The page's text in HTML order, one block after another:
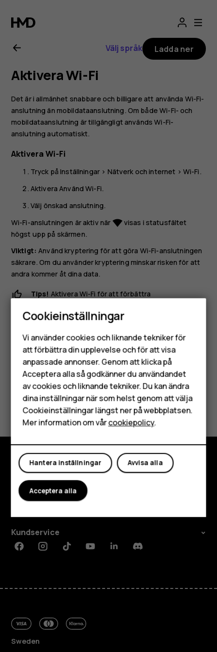
för
Nokia
G10
Smartphones
Mobiltelefoner
Tillbehör
HMD Terra M
Surfplattor
Välj språk Ladda ner
Aktivera Wi-Fi
Det är i allmänhet snabbare och billigare att använda Wi-Fi-
anslutning än mobildataanslutning. Om både Wi-Fi- och
mobildataanslutning är tillgängligt används Wi-Fi-
anslutning automatiskt.
Aktivera Wi-Fi
Tryck påInställningar > Nätverk och internet > Wi-Fi.
AktiveraAnvänd Wi-Fi.
Välj önskad anslutning.
Wi-Fi-anslutningen är aktiv när network_wifivisas i statusfältet
högst upp på skärmen.
Viktigt: Använd kryptering för att göra Wi-Fi-anslutningen
säkrare. Om du använder kryptering minskar risken för att
andra kommer åt dina data.
Tips! Aktivera Wi-Fi för att förbättra
satellitsignaler inte är tillgängliga, till exempel när du
Var detta till hjälp?
Ja Nej
Utforska
Om
Kundservice
FacebookInstagramTiktokYoutubeLinkedinDiscord
Sweden
Cookieinställningar
Vi använder cookies och liknande tekniker för
att förbättra din upplevelse och för att visa
anpassade annonser. Genom att klicka på
Acceptera alla så godkänner du användandet
av cookies och liknande tekniker. Du kan ändra
dina inställningar när som helst genom att välja
Cookieinställningar längst ner på webbplatsen.
Mer information om vårcookiepolicy.
Avvisa alla
Hantera inställningar
Acceptera alla